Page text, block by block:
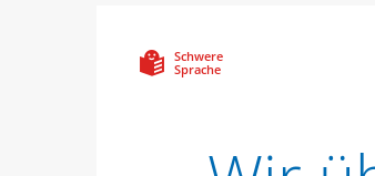
Schwere
Sprache